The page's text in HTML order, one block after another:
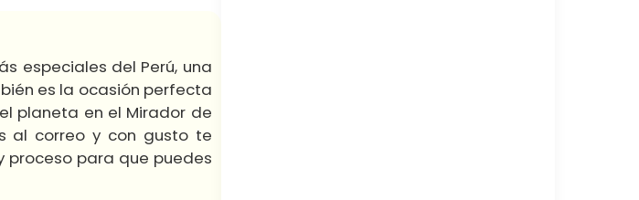
especiales del Perú, una
es la ocasión perfecta
planeta en el Mirador de
al correo y con gusto te
proceso para que puedes